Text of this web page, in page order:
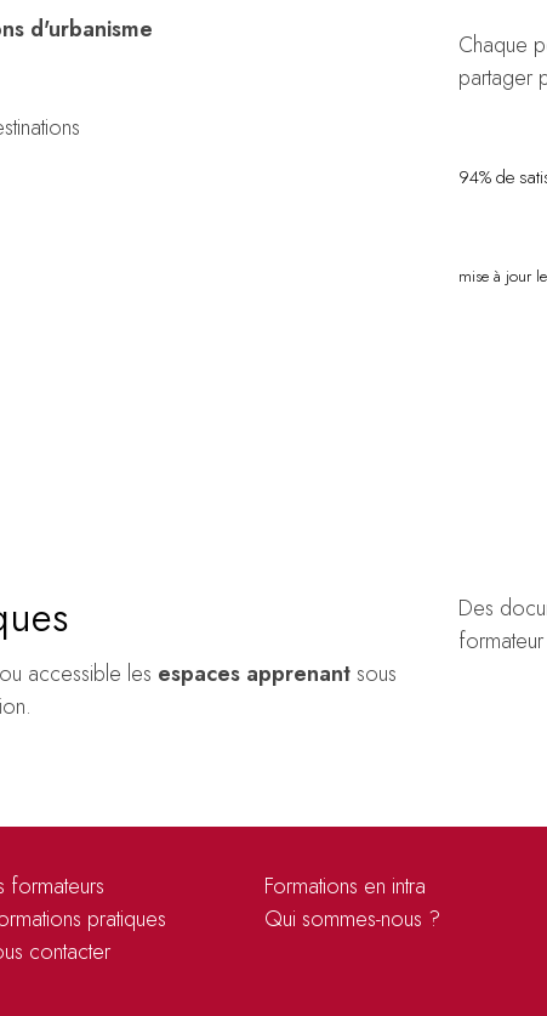
d'urbanisme
Chaque
partager
94% de
mise à jour
ou accessible les espaces apprenant sous
Des
formateurs
Formations en intra
pratiques
Qui sommes-nous ?
contacter